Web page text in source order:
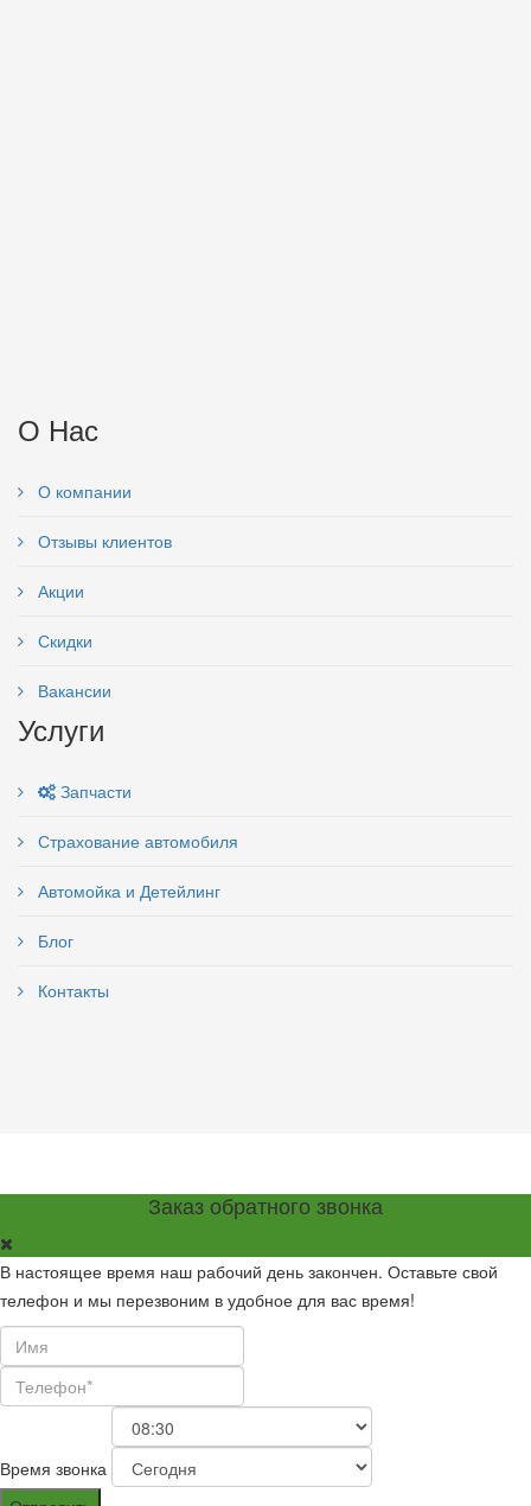
О Нас
О компании
Отзывы клиентов
Акции
Скидки
Вакансии
Услуги
Запчасти
Страхование автомобиля
Автомойка и Детейлинг
Блог
Контакты
Заказ обратного звонка
В настоящее время наш рабочий день закончен. Оставьте свой
телефон и мы перезвоним в удобное для вас время!
Время звонка